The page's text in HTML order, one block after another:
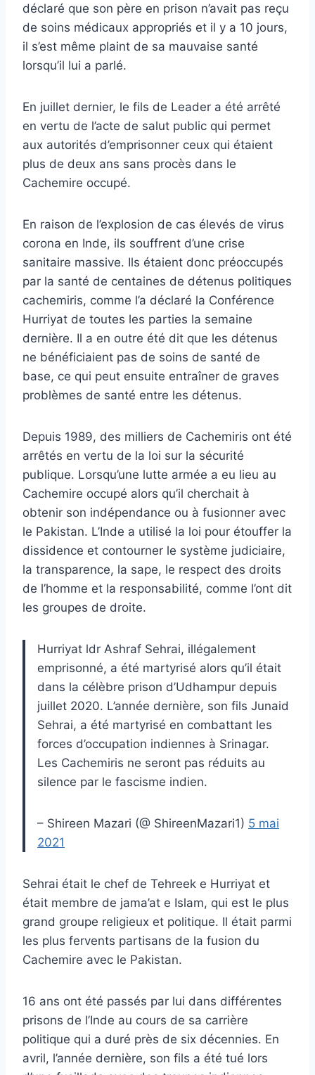
déclaré que son père en prison n’avait pas reçu
de soins médicaux appropriés et il y a 10 jours,
il s’est même plaint de sa mauvaise santé
lorsqu’il lui a parlé.
En juillet dernier, le fils de Leader a été arrêté
en vertu de l’acte de salut public qui permet
aux autorités d’emprisonner ceux qui étaient
plus de deux ans sans procès dans le
Cachemire occupé.
En raison de l’explosion de cas élevés de virus
corona en Inde, ils souffrent d’une crise
sanitaire massive. Ils étaient donc préoccupés
par la santé de centaines de détenus politiques
cachemiris, comme l’a déclaré la Conférence
Hurriyat de toutes les parties la semaine
dernière. Il a en outre été dit que les détenus
ne bénéficiaient pas de soins de santé de
base, ce qui peut ensuite entraîner de graves
problèmes de santé entre les détenus.
Depuis 1989, des milliers de Cachemiris ont été
arrêtés en vertu de la loi sur la sécurité
publique. Lorsqu’une lutte armée a eu lieu au
Cachemire occupé alors qu’il cherchait à
obtenir son indépendance ou à fusionner avec
le Pakistan. L’Inde a utilisé la loi pour étouffer la
dissidence et contourner le système judiciaire,
la transparence, la sape, le respect des droits
de l’homme et la responsabilité, comme l’ont dit
les groupes de droite.
Hurriyat ldr Ashraf Sehrai, illégalement
emprisonné, a été martyrisé alors qu’il était
dans la célèbre prison d’Udhampur depuis
juillet 2020. L’année dernière, son fils Junaid
Sehrai, a été martyrisé en combattant les
forces d’occupation indiennes à Srinagar.
Les Cachemiris ne seront pas réduits au
silence par le fascisme indien.
– Shireen Mazari (@ ShireenMazari1) 5 mai
2021
Sehrai était le chef de Tehreek e Hurriyat et
était membre de jama’at e Islam, qui est le plus
grand groupe religieux et politique. Il était parmi
les plus fervents partisans de la fusion du
Cachemire avec le Pakistan.
16 ans ont été passés par lui dans différentes
prisons de l’Inde au cours de sa carrière
politique qui a duré près de six décennies. En
avril, l’année dernière, son fils a été tué lors